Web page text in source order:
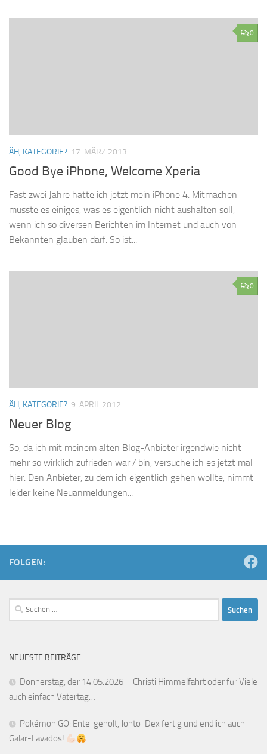
0
ÄH, KATEGORIE? 17. MÄRZ 2013
Good Bye iPhone, Welcome Xperia
Fast zwei Jahre hatte ich jetzt mein iPhone 4. Mitmachen
musste es einiges, was es eigentlich nicht aushalten soll,
wenn ich so diversen Berichten im Internet und auch von
Bekannten glauben darf. So ist...
0
ÄH, KATEGORIE? 9. APRIL 2012
Neuer Blog
So, da ich mit meinem alten Blog-Anbieter irgendwie nicht
mehr so wirklich zufrieden war / bin, versuche ich es jetzt mal
hier. Den Anbieter, zu dem ich eigentlich gehen wollte, nimmt
leider keine Neuanmeldungen...
FOLGEN:
Suchen
nach:
NEUESTE BEITRÄGE
Donnerstag, der 14.05.2026 – Christi Himmelfahrt oder für Viele
auch einfach Vatertag…
Pokémon GO: Entei geholt, Johto-Dex fertig und endlich auch
Galar-Lavados!